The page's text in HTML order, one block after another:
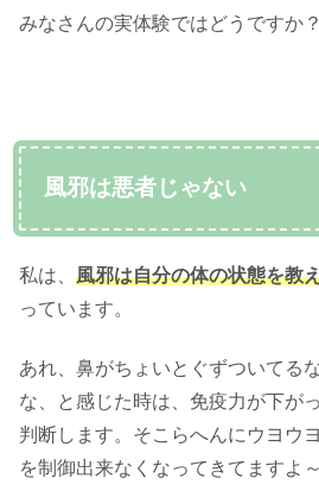
みなさんの実体験ではどうですか
風邪は悪者じゃない
私は、 風邪は自分の体の状態を教
っています。
あれ、鼻がちょいとぐずついてる
な、と感じた時は、免疫力が下が
判断します。そこらへんにウヨウ
を制御出来なくなってきてますよ